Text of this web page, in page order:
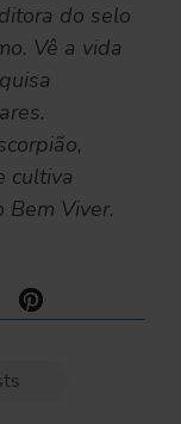
do selo
Vê a vida
cultiva
Viver.